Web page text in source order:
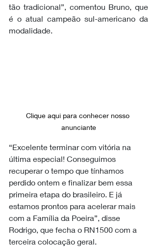
tão tradicional”, comentou Bruno, que
é o atual campeão sul-americano da
modalidade.
Clique aqui para conhecer nosso
anunciante
“Excelente terminar com vitória na
última especial! Conseguimos
recuperar o tempo que tínhamos
perdido ontem e finalizar bem essa
primeira etapa do brasileiro. E já
estamos prontos para acelerar mais
com a Família da Poeira”, disse
Rodrigo, que fecha o RN1500 com a
terceira colocação geral.